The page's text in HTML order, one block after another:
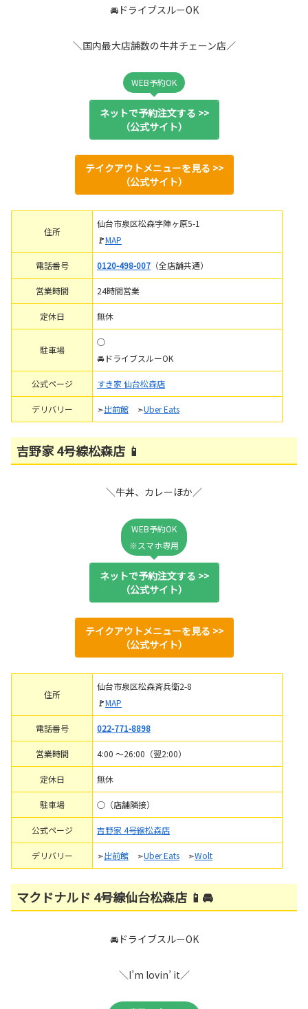
🚘ドライブスルーOK
＼国内最大店舗数の牛丼チェーン店／
WEB予約OK
ネットで予約注文する >>
（公式サイト）
テイクアウトメニューを見る >>
（公式サイト）
住所
仙台市泉区松森字陣ヶ原5-1
🚩MAP
電話番号 0120-498-007 （全店舗共通）
営業時間 24時間営業
定休日 無休
駐車場
○
🚘ドライブスルーOK
公式ページ すき家 仙台松森店
デリバリー ➣出前館 ➣Uber Eats
吉野家 4号線松森店 📱
＼牛丼、カレーほか／
WEB予約OK
※スマホ専用
ネットで予約注文する >>
（公式サイト）
テイクアウトメニューを見る >>
（公式サイト）
住所
仙台市泉区松森斉兵衛2-8
🚩MAP
電話番号 022-771-8898
営業時間 4:00 ～26:00（翌2:00）
定休日 無休
駐車場 ○（店舗隣接）
公式ページ 吉野家 4号線松森店
デリバリー ➣出前館 ➣Uber Eats ➣Wolt
マクドナルド 4号線仙台松森店 📱🚘
🚘ドライブスルーOK
＼I’m lovin’ it／